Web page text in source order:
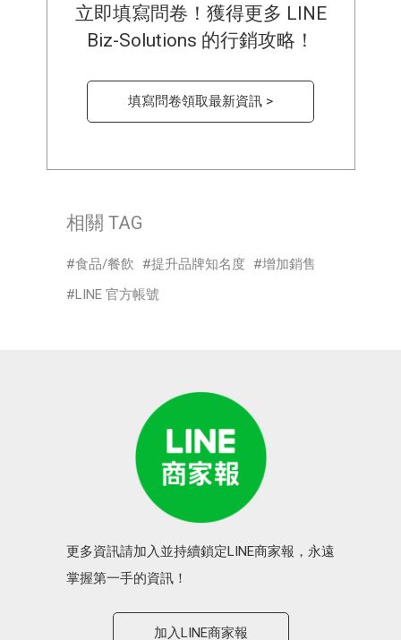
立即填寫問卷！獲得更多 LINE
Biz-Solutions 的行銷攻略！
填寫問卷領取最新資訊 >
相關 TAG
食品/餐飲 提升品牌知名度
增加銷售
LINE 官方帳號
更多資訊請加入並持續鎖定LINE商家報，永遠
掌握第一手的資訊！
加入LINE商家報